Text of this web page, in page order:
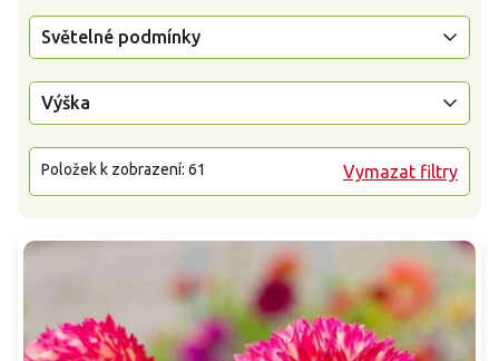
Světelné podmínky
Výška
Vymazat filtry
Položek k zobrazení: 61